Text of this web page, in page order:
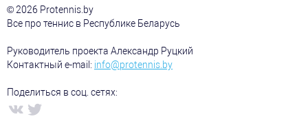
© 2026 Protennis.by
Все про теннис в Республике Беларусь
Руководитель проекта Александр Руцкий
Контактный e-mail: info@protennis.by
Поделиться в соц. сетях: